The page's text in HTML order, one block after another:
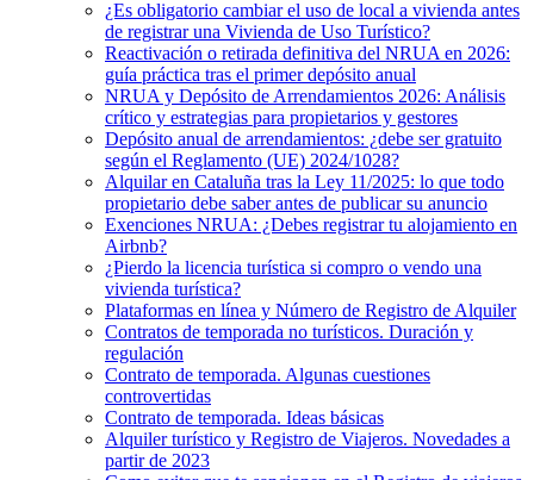
¿Es obligatorio cambiar el uso de local a vivienda antes
de registrar una Vivienda de Uso Turístico?
Reactivación o retirada definitiva del NRUA en 2026:
guía práctica tras el primer depósito anual
NRUA y Depósito de Arrendamientos 2026: Análisis
crítico y estrategias para propietarios y gestores
Depósito anual de arrendamientos: ¿debe ser gratuito
según el Reglamento (UE) 2024/1028?
Alquilar en Cataluña tras la Ley 11/2025: lo que todo
propietario debe saber antes de publicar su anuncio
Exenciones NRUA: ¿Debes registrar tu alojamiento en
Airbnb?
¿Pierdo la licencia turística si compro o vendo una
vivienda turística?
Plataformas en línea y Número de Registro de Alquiler
Contratos de temporada no turísticos. Duración y
regulación
Contrato de temporada. Algunas cuestiones
controvertidas
Contrato de temporada. Ideas básicas
Alquiler turístico y Registro de Viajeros. Novedades a
partir de 2023